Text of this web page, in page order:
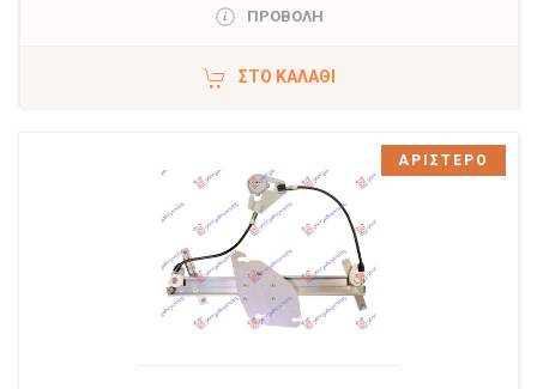
ΠΡΟΒΟΛΗ
ΣΤΟ ΚΑΛΆΘΙ
ΑΡΙΣΤΕΡΟ